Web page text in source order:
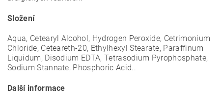
Složení
Aqua, Cetearyl Alcohol, Hydrogen Peroxide, Cetrimonium
Chloride, Ceteareth-20, Ethylhexyl Stearate, Paraffinum
Liquidum, Disodium EDTA, Tetrasodium Pyrophosphate,
Sodium Stannate, Phosphoric Acid..
Další informace